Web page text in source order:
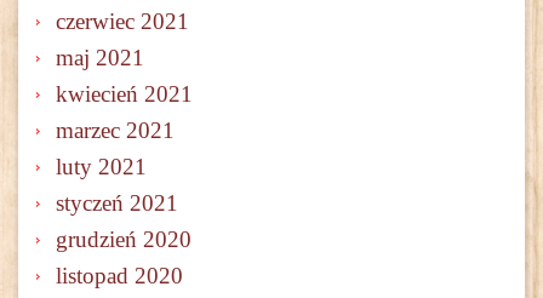
czerwiec 2021
maj 2021
kwiecień 2021
marzec 2021
luty 2021
styczeń 2021
grudzień 2020
listopad 2020